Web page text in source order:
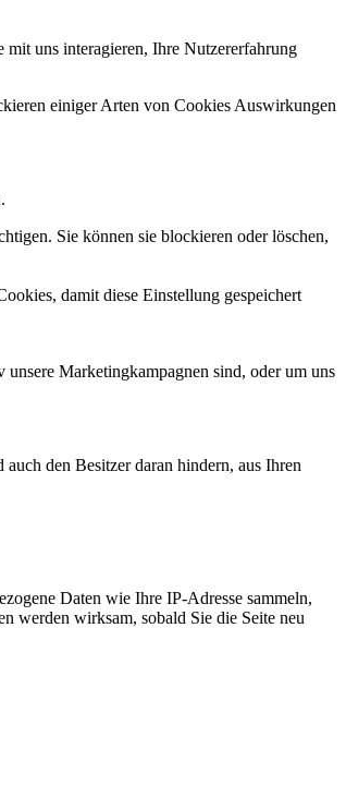
uns interagieren, Ihre Nutzererfahrung
einiger Arten von Cookies Auswirkungen
Sie können sie blockieren oder löschen,
damit diese Einstellung gespeichert
Marketingkampagnen sind, oder um uns
den Besitzer daran hindern, aus Ihren
Daten wie Ihre IP-Adresse sammeln,
werden wirksam, sobald Sie die Seite neu